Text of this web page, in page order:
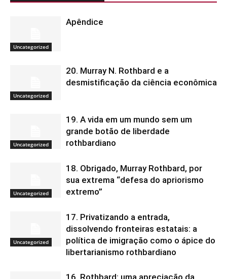
Uncategorized
Apêndice
Uncategorized
20. Murray N. Rothbard e a
desmistificação da ciência econômica
Uncategorized
19. A vida em um mundo sem um
grande botão de liberdade
rothbardiano
Uncategorized
18. Obrigado, Murray Rothbard, por
sua extrema “defesa do apriorismo
extremo”
Uncategorized
17. Privatizando a entrada,
dissolvendo fronteiras estatais: a
política de imigração como o ápice do
libertarianismo rothbardiano
16. Rothbard: uma apreciação da